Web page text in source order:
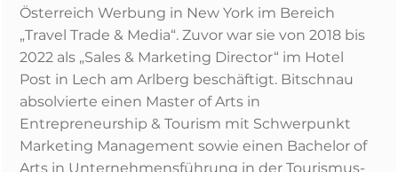
Österreich Werbung in New York im Bereich
„Travel Trade & Media“. Zuvor war sie von 2018 bis
2022 als „Sales & Marketing Director“ im Hotel
Post in Lech am Arlberg beschäftigt. Bitschnau
absolvierte einen Master of Arts in
Entrepreneurship & Tourism mit Schwerpunkt
Marketing Management sowie einen Bachelor of
Arts in Unternehmensführung in der Tourismus-